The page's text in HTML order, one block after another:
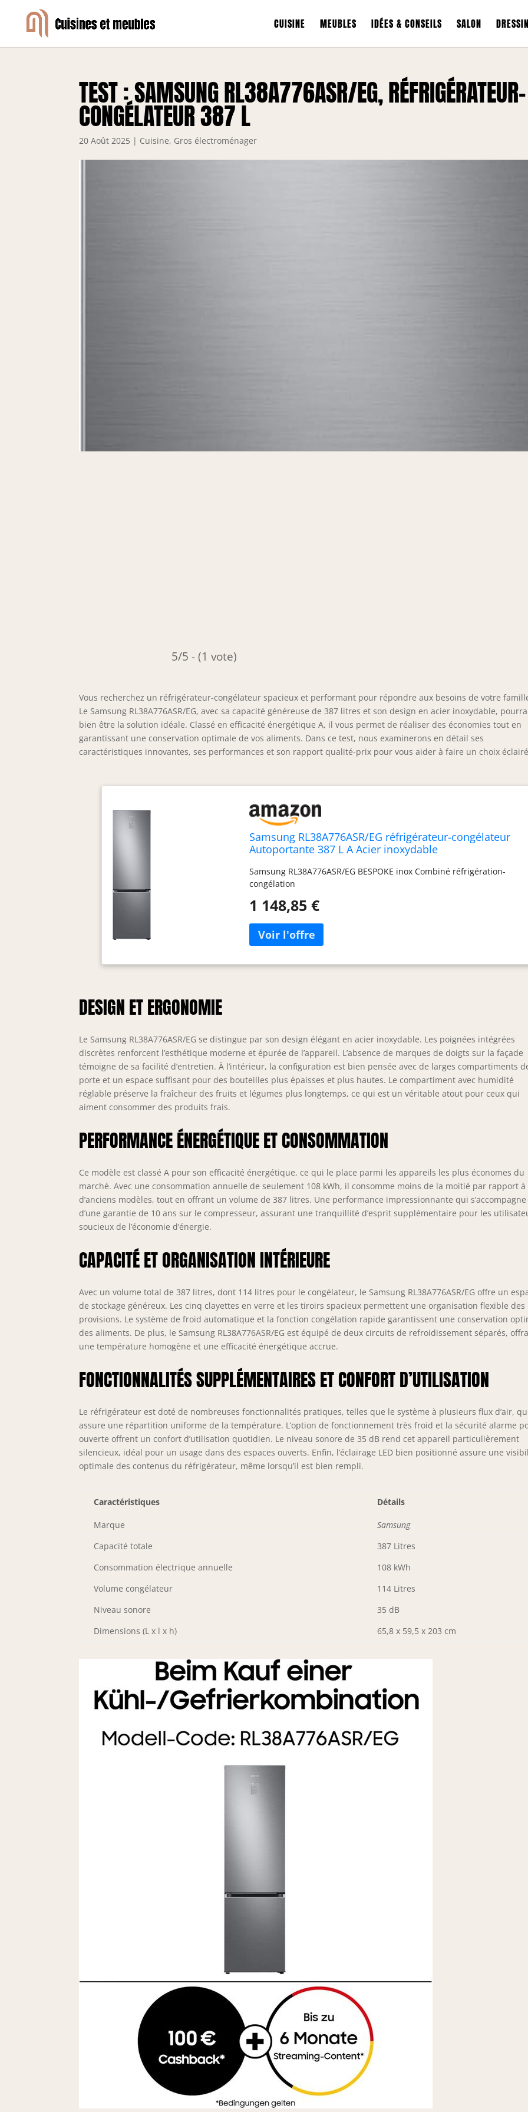
CUISINE MEUBLES IDÉES & CONSEILS SALON
TEST : SAMSUNG RL38A776ASR/EG, RÉFRIGÉRATEUR-
CONGÉLATEUR 387 L
20 Août 2025 | Cuisine, Gros électroménager
5/5 - (1 vote)
Vous recherchez un réfrigérateur-congélateur spacieux et performant pour répondre aux besoins de votre
Le Samsung RL38A776ASR/EG, avec sa capacité généreuse de 387 litres et son design en acier inoxydable,
bien être la solution idéale. Classé en efficacité énergétique A, il vous permet de réaliser des économies tout en
garantissant une conservation optimale de vos aliments. Dans ce test, nous examinerons en détail ses
caractéristiques innovantes, ses performances et son rapport qualité-prix pour vous aider à faire un choix
Samsung RL38A776ASR/EG réfrigérateur-congélateur
Autoportante 387 L A Acier inoxydable
Samsung RL38A776ASR/EG BESPOKE inox Combiné réfrigération-
congélation
1 148,85 €
DESIGN ET ERGONOMIE
Le Samsung RL38A776ASR/EG se distingue par son design élégant en acier inoxydable. Les poignées intégrées
discrètes renforcent l’esthétique moderne et épurée de l’appareil. L’absence de marques de doigts sur la façade
témoigne de sa facilité d’entretien. À l’intérieur, la configuration est bien pensée avec de larges compartiments
porte et un espace suffisant pour des bouteilles plus épaisses et plus hautes. Le compartiment avec humidité
réglable préserve la fraîcheur des fruits et légumes plus longtemps, ce qui est un véritable atout pour ceux qui
aiment consommer des produits frais.
PERFORMANCE ÉNERGÉTIQUE ET CONSOMMATION
Ce modèle est classé A pour son efficacité énergétique, ce qui le place parmi les appareils les plus économes du
marché. Avec une consommation annuelle de seulement 108 kWh, il consomme moins de la moitié par rapport à
d’anciens modèles, tout en offrant un volume de 387 litres. Une performance impressionnante qui s’accompagne
d’une garantie de 10 ans sur le compresseur, assurant une tranquillité d’esprit supplémentaire pour les
soucieux de l’économie d’énergie.
CAPACITÉ ET ORGANISATION INTÉRIEURE
Avec un volume total de 387 litres, dont 114 litres pour le congélateur, le Samsung RL38A776ASR/EG offre un
de stockage généreux. Les cinq clayettes en verre et les tiroirs spacieux permettent une organisation flexible des
provisions. Le système de froid automatique et la fonction congélation rapide garantissent une conservation
des aliments. De plus, le Samsung RL38A776ASR/EG est équipé de deux circuits de refroidissement séparés,
une température homogène et une efficacité énergétique accrue.
FONCTIONNALITÉS SUPPLÉMENTAIRES ET CONFORT D’UTILISATION
Le réfrigérateur est doté de nombreuses fonctionnalités pratiques, telles que le système à plusieurs flux d’air,
assure une répartition uniforme de la température. L’option de fonctionnement très froid et la sécurité alarme
ouverte offrent un confort d’utilisation quotidien. Le niveau sonore de 35 dB rend cet appareil particulièrement
silencieux, idéal pour un usage dans des espaces ouverts. Enfin, l’éclairage LED bien positionné assure une
optimale des contenus du réfrigérateur, même lorsqu’il est bien rempli.
Caractéristiques Détails
Marque
Samsung
Capacité totale
387 Litres
Consommation électrique annuelle
108 kWh
Volume congélateur
114 Litres
Niveau sonore
35 dB
Dimensions (L x l x h)
65,8 x 59,5 x 203 cm